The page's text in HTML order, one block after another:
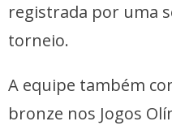
registrada por uma
torneio.
A equipe também
bronze nos Jogos